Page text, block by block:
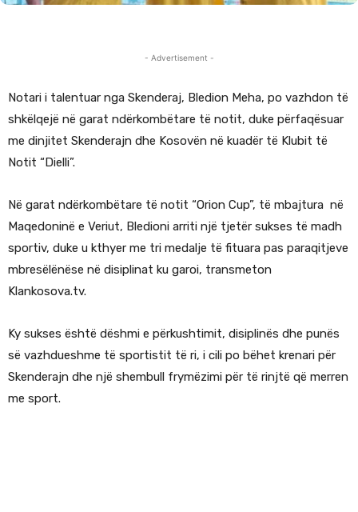
- Advertisement -
Notari i talentuar nga Skenderaj, Bledion Meha, po vazhdon të
shkëlqejë në garat ndërkombëtare të notit, duke përfaqësuar
me dinjitet Skenderajn dhe Kosovën në kuadër të Klubit të
Notit “Dielli”.
Në garat ndërkombëtare të notit “Orion Cup”, të mbajtura në
Maqedoninë e Veriut, Bledioni arriti një tjetër sukses të madh
sportiv, duke u kthyer me tri medalje të fituara pas paraqitjeve
mbresëlënëse në disiplinat ku garoi, transmeton
Klankosova.tv.
Ky sukses është dëshmi e përkushtimit, disiplinës dhe punës
së vazhdueshme të sportistit të ri, i cili po bëhet krenari për
Skenderajn dhe një shembull frymëzimi për të rinjtë që merren
me sport.